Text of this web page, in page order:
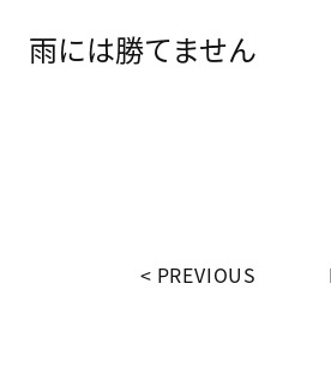
雨には勝てません
PREVIOUS